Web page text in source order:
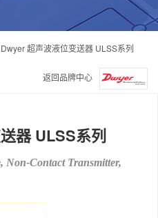
Dwyer 超声波液位变送器 ULSS系列
返回品牌中心
器 ULSS系列
Non-Contact Transmitter,